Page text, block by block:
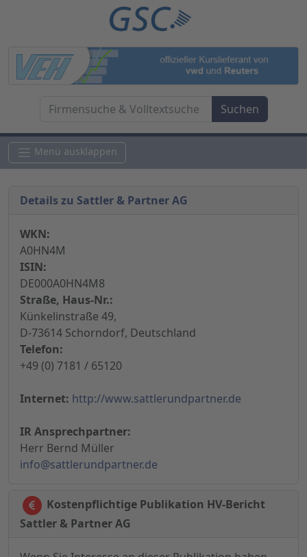
Menü ausklappen
Details zu Sattler & Partner AG
WKN:
A0HN4M
ISIN:
DE000A0HN4M8
Straße, Haus-Nr.:
Künkelinstraße 49,
D-73614 Schorndorf, Deutschland
Telefon:
+49 (0) 7181 / 65120
Internet: http://www.sattlerundpartner.de
IR Ansprechpartner:
Herr Bernd Müller
info@sattlerundpartner.de
Kostenpflichtige Publikation HV-Bericht
Sattler & Partner AG